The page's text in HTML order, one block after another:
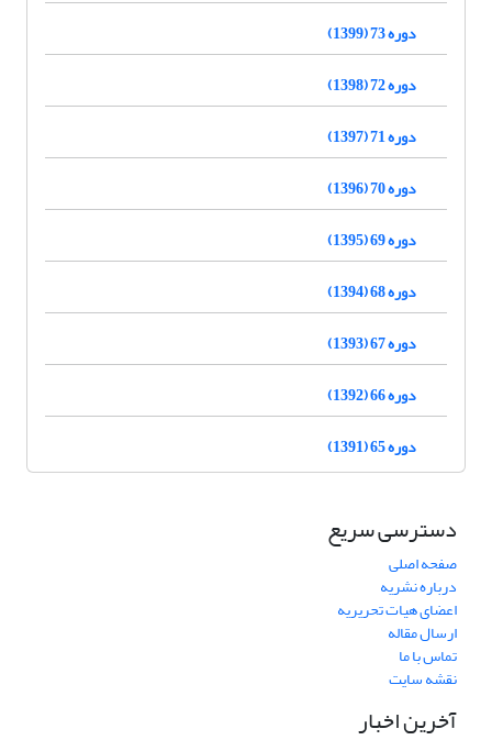
دوره 73 (1399)
دوره 72 (1398)
دوره 71 (1397)
دوره 70 (1396)
دوره 69 (1395)
دوره 68 (1394)
دوره 67 (1393)
دوره 66 (1392)
دوره 65 (1391)
دسترسی سریع
صفحه اصلی
درباره نشریه
اعضای هیات تحریریه
ارسال مقاله
تماس با ما
نقشه سایت
آخرین اخبار